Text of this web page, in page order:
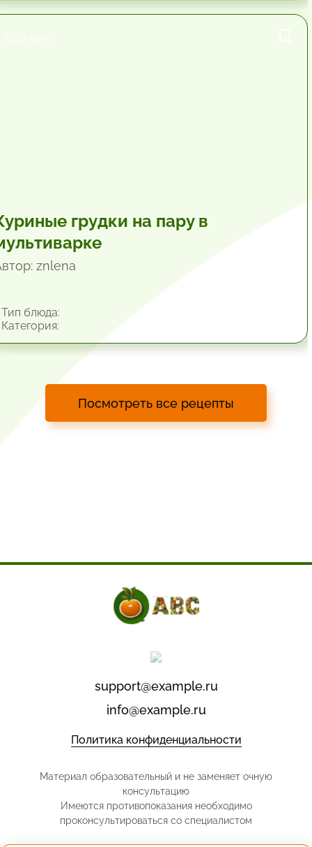
грудки на пару в
znlena
блюда:
Посмотреть все рецепты
support@example.ru
info@example.ru
Политика конфиденциальности
Материал образовательный и не заменяет очную
консультацию
Имеются противопоказания необходимо
проконсультироваться со специалистом